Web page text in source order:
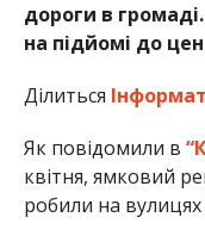
дороги в
на підйомі до
Ділиться
Як повідомили в
квітня, ямковий
робили на